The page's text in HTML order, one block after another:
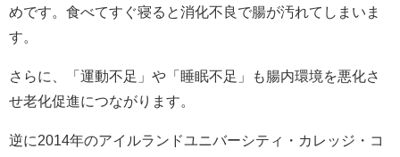
めです。食べてすぐ寝ると消化不良で腸が汚れてしまいま
す。
さらに、 「運動不足」 や 「睡眠不足」
も腸内環境を悪化さ
せ老化促進につながります。
逆に2014年のアイルランドユニバーシティ・カレッジ・コ